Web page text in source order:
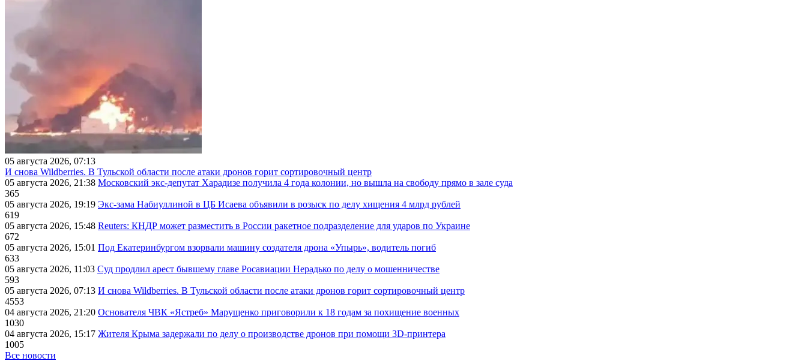
05 августа 2026, 07:13
И снова Wildberries. В Тульской области после атаки дронов горит сортировочный центр
05 августа 2026, 21:38 Московский экс-депутат Харадизе получила 4 года колонии, но вышла на свободу прямо в зале суда
365
05 августа 2026, 19:19 Экс-зама Набиуллиной в ЦБ Исаева объявили в розыск по делу хищения 4 млрд рублей
619
05 августа 2026, 15:48 Reuters: КНДР может разместить в России ракетное подразделение для ударов по Украине
672
05 августа 2026, 15:01 Под Екатеринбургом взорвали машину создателя дрона «Упырь», водитель погиб
633
05 августа 2026, 11:03 Суд продлил арест бывшему главе Росавиации Нерадько по делу о мошенничестве
593
05 августа 2026, 07:13 И снова Wildberries. В Тульской области после атаки дронов горит сортировочный центр
4553
04 августа 2026, 21:20 Основателя ЧВК «Ястреб» Марущенко приговорили к 18 годам за похищение военных
1030
04 августа 2026, 15:17 Жителя Крыма задержали по делу о производстве дронов при помощи 3D‑принтера
1005
Все новости